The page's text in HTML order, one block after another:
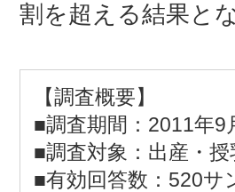
割を超える結果と
【調査概要】
■調査期間：2011年9
■調査対象：出産・
■有効回答数：520サ